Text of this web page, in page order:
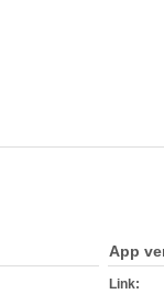
App
Link: